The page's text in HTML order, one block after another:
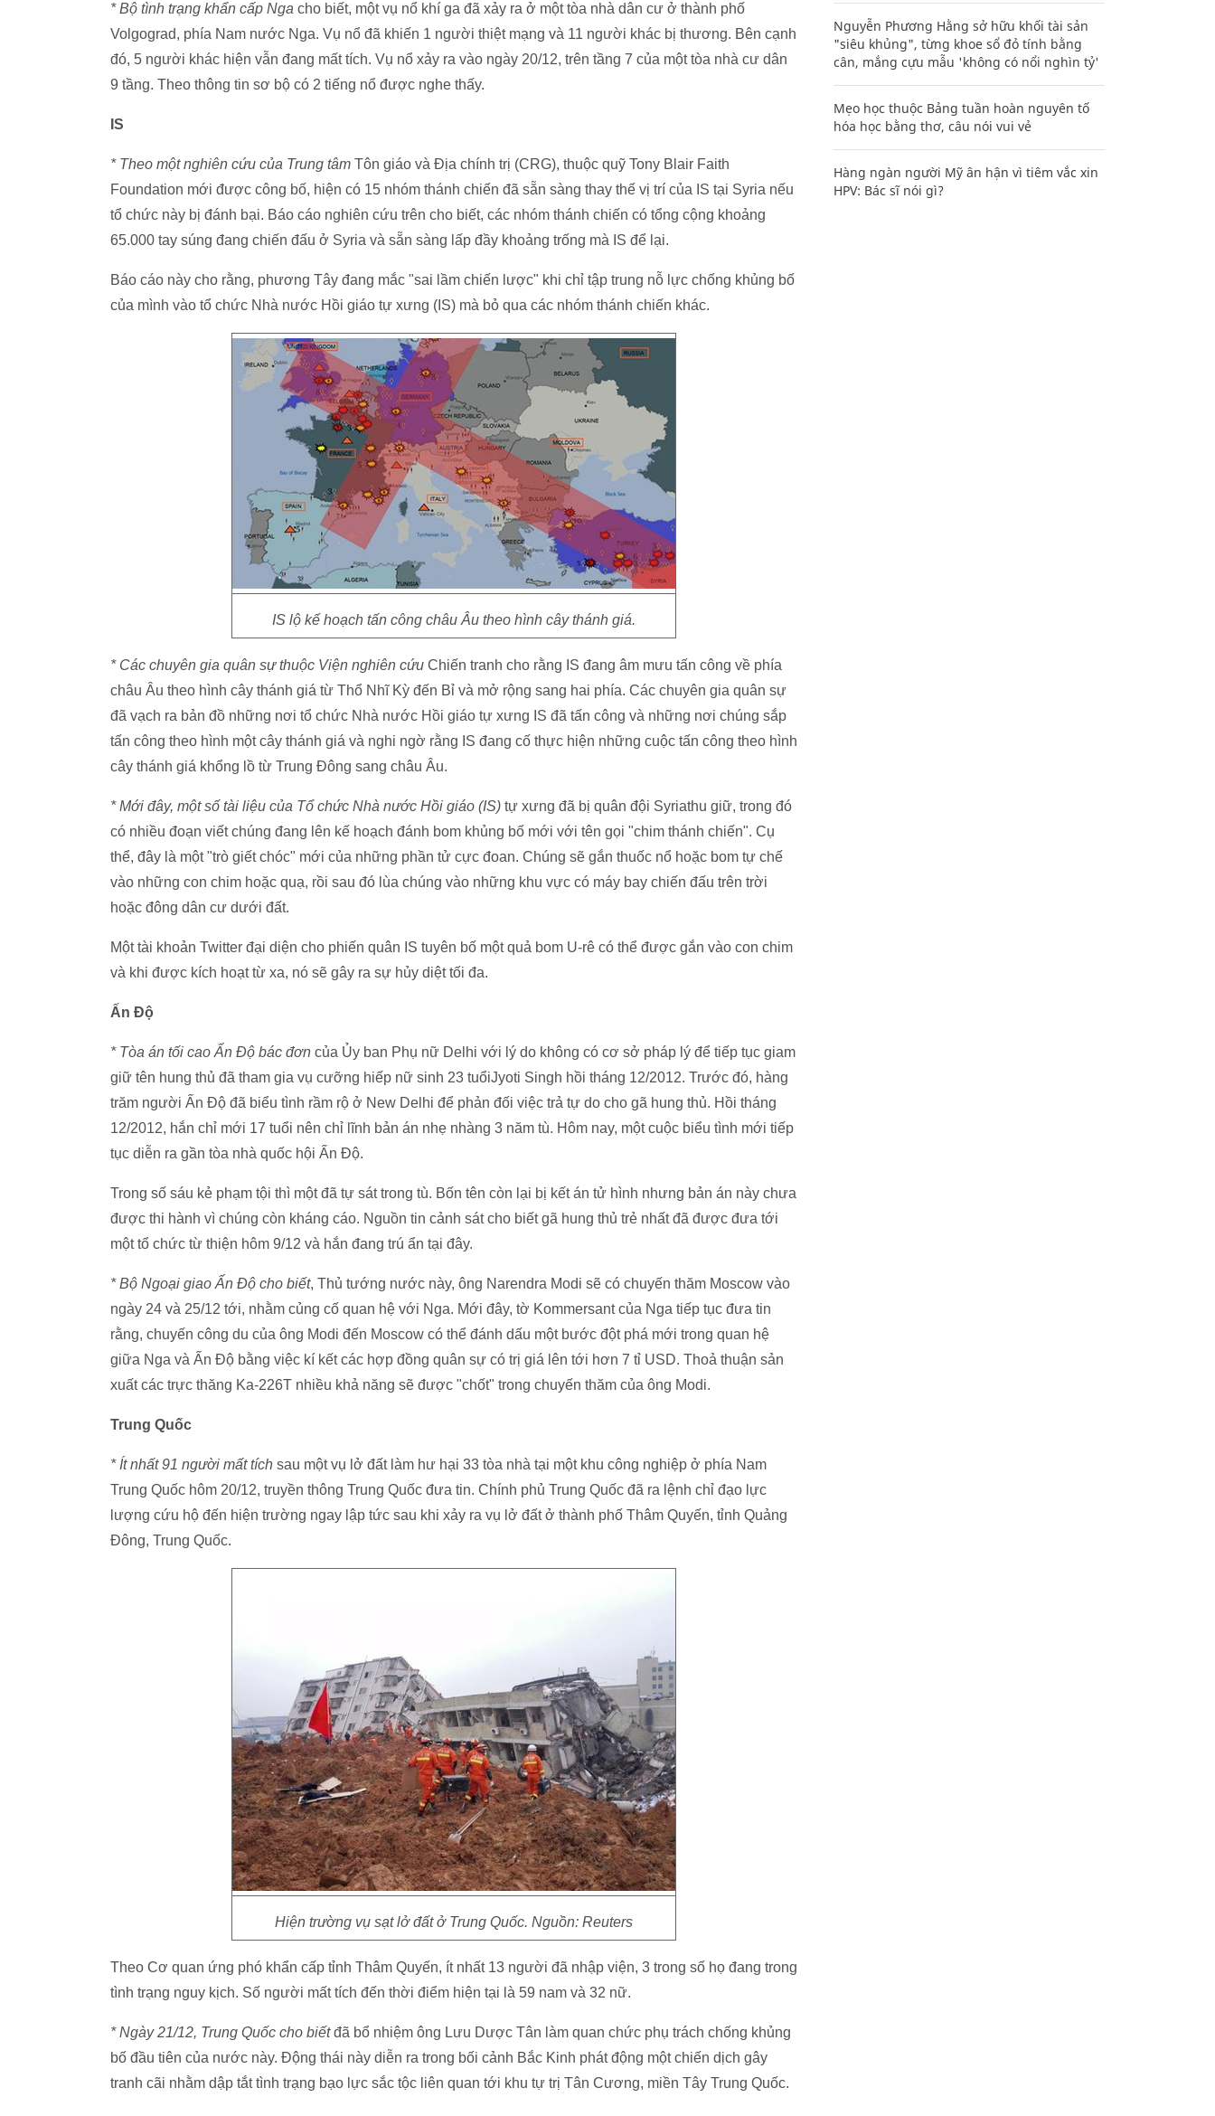
* Bộ tình trạng khẩn cấp Nga cho biết, một vụ nổ khí ga đã xảy ra ở một tòa nhà dân cư ở thành phố
Volgograd, phía Nam nước Nga. Vụ nổ đã khiến 1 người thiệt mạng và 11 người khác bị thương. Bên cạnh
đó, 5 người khác hiện vẫn đang mất tích. Vụ nổ xảy ra vào ngày 20/12, trên tầng 7 của một tòa nhà cư dân
9 tầng. Theo thông tin sơ bộ có 2 tiếng nổ được nghe thấy.
IS
* Theo một nghiên cứu của Trung tâm Tôn giáo và Địa chính trị (CRG), thuộc quỹ Tony Blair Faith
Foundation mới được công bố, hiện có 15 nhóm thánh chiến đã sẵn sàng thay thế vị trí của IS tại Syria nếu
tổ chức này bị đánh bại. Báo cáo nghiên cứu trên cho biết, các nhóm thánh chiến có tổng cộng khoảng
65.000 tay súng đang chiến đấu ở Syria và sẵn sàng lấp đầy khoảng trống mà IS để lại.
Báo cáo này cho rằng, phương Tây đang mắc "sai lầm chiến lược" khi chỉ tập trung nỗ lực chống khủng bố
của mình vào tổ chức Nhà nước Hồi giáo tự xưng (IS) mà bỏ qua các nhóm thánh chiến khác.
IS lộ kế hoạch tấn công châu Âu theo hình cây thánh giá.
* Các chuyên gia quân sự thuộc Viện nghiên cứu Chiến tranh cho rằng IS đang âm mưu tấn công về phía
châu Âu theo hình cây thánh giá từ Thổ Nhĩ Kỳ đến Bỉ và mở rộng sang hai phía. Các chuyên gia quân sự
đã vạch ra bản đồ những nơi tổ chức Nhà nước Hồi giáo tự xưng IS đã tấn công và những nơi chúng sắp
tấn công theo hình một cây thánh giá và nghi ngờ rằng IS đang cố thực hiện những cuộc tấn công theo hình
cây thánh giá khổng lồ từ Trung Đông sang châu Âu.
* Mới đây, một số tài liệu của Tổ chức Nhà nước Hồi giáo (IS) tự xưng đã bị quân đội Syriathu giữ, trong đó
có nhiều đoạn viết chúng đang lên kế hoạch đánh bom khủng bố mới với tên gọi "chim thánh chiến". Cụ
thể, đây là một "trò giết chóc" mới của những phần tử cực đoan. Chúng sẽ gắn thuốc nổ hoặc bom tự chế
vào những con chim hoặc quạ, rồi sau đó lùa chúng vào những khu vực có máy bay chiến đấu trên trời
hoặc đông dân cư dưới đất.
Một tài khoản Twitter đại diện cho phiến quân IS tuyên bố một quả bom U-rê có thể được gắn vào con chim
và khi được kích hoạt từ xa, nó sẽ gây ra sự hủy diệt tối đa.
Ấn Độ
* Tòa án tối cao Ấn Độ bác đơn của Ủy ban Phụ nữ Delhi với lý do không có cơ sở pháp lý để tiếp tục giam
giữ tên hung thủ đã tham gia vụ cưỡng hiếp nữ sinh 23 tuổiJyoti Singh hồi tháng 12/2012. Trước đó, hàng
trăm người Ấn Độ đã biểu tình rầm rộ ở New Delhi để phản đối việc trả tự do cho gã hung thủ. Hồi tháng
12/2012, hắn chỉ mới 17 tuổi nên chỉ lĩnh bản án nhẹ nhàng 3 năm tù. Hôm nay, một cuộc biểu tình mới tiếp
tục diễn ra gần tòa nhà quốc hội Ấn Độ.
Trong số sáu kẻ phạm tội thì một đã tự sát trong tù. Bốn tên còn lại bị kết án tử hình nhưng bản án này chưa
được thi hành vì chúng còn kháng cáo. Nguồn tin cảnh sát cho biết gã hung thủ trẻ nhất đã được đưa tới
một tổ chức từ thiện hôm 9/12 và hắn đang trú ẩn tại đây.
* Bộ Ngoại giao Ấn Độ cho biết, Thủ tướng nước này, ông Narendra Modi sẽ có chuyến thăm Moscow vào
ngày 24 và 25/12 tới, nhằm củng cố quan hệ với Nga. Mới đây, tờ Kommersant của Nga tiếp tục đưa tin
rằng, chuyến công du của ông Modi đến Moscow có thể đánh dấu một bước đột phá mới trong quan hệ
giữa Nga và Ấn Độ bằng việc kí kết các hợp đồng quân sự có trị giá lên tới hơn 7 tỉ USD. Thoả thuận sản
xuất các trực thăng Ka-226T nhiều khả năng sẽ được "chốt" trong chuyến thăm của ông Modi.
Trung Quốc
* Ít nhất 91 người mất tích sau một vụ lở đất làm hư hại 33 tòa nhà tại một khu công nghiệp ở phía Nam
Trung Quốc hôm 20/12, truyền thông Trung Quốc đưa tin. Chính phủ Trung Quốc đã ra lệnh chỉ đạo lực
lượng cứu hộ đến hiện trường ngay lập tức sau khi xảy ra vụ lở đất ở thành phố Thâm Quyến, tỉnh Quảng
Đông, Trung Quốc.
Hiện trường vụ sạt lở đất ở Trung Quốc. Nguồn: Reuters
Theo Cơ quan ứng phó khẩn cấp tỉnh Thâm Quyến, ít nhất 13 người đã nhập viện, 3 trong số họ đang trong
tình trạng nguy kịch. Số người mất tích đến thời điểm hiện tại là 59 nam và 32 nữ.
* Ngày 21/12, Trung Quốc cho biếtđã bổ nhiệm ông Lưu Dược Tân làm quan chức phụ trách chống khủng
bố đầu tiên của nước này. Động thái này diễn ra trong bối cảnh Bắc Kinh phát động một chiến dịch gây
tranh cãi nhằm dập tắt tình trạng bạo lực sắc tộc liên quan tới khu tự trị Tân Cương, miền Tây Trung Quốc.
Nguyễn Phương Hằng sở hữu khối tài sản
"siêu khủng", từng khoe sổ đỏ tính bằng
cân, mắng cựu mẫu 'không có nổi nghìn tỷ'
Mẹo học thuộc Bảng tuần hoàn nguyên tố
hóa học bằng thơ, câu nói vui vẻ
Hàng ngàn người Mỹ ân hận vì tiêm vắc xin
HPV: Bác sĩ nói gì?